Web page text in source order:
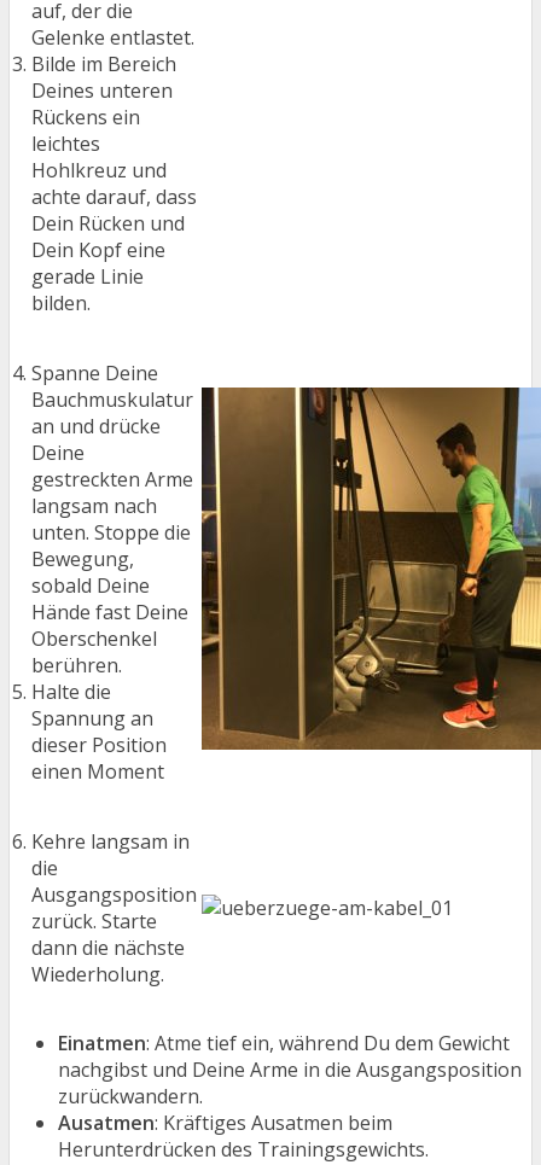
auf, der die
Gelenke entlastet.
Bilde im Bereich
Deines unteren
Rückens ein
leichtes
Hohlkreuz und
achte darauf, dass
Dein Rücken und
Dein Kopf eine
gerade Linie
bilden.
Spanne Deine
Bauchmuskulatur
an und drücke
Deine
gestreckten Arme
langsam nach
unten. Stoppe die
Bewegung,
sobald Deine
Hände fast Deine
Oberschenkel
berühren.
Halte die
Spannung an
dieser Position
einen Moment
Kehre langsam in
die
Ausgangsposition
zurück. Starte
dann die nächste
Wiederholung.
Einatmen: Atme tief ein, während Du dem Gewicht
nachgibst und Deine Arme in die Ausgangsposition
zurückwandern.
Ausatmen: Kräftiges Ausatmen beim
Herunterdrücken des Trainingsgewichts.